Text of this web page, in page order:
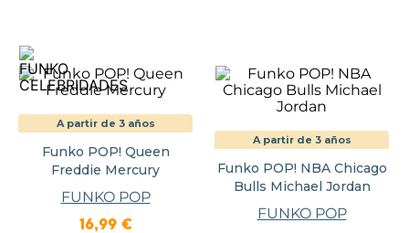
A partir de 3 años
Funko POP! Queen
Freddie Mercury
FUNKO POP
16,99 €
A partir de 3 años
Funko POP! NBA Chicago
Bulls Michael Jordan
FUNKO POP